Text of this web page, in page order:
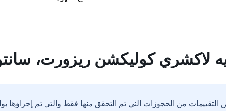
لاكشري كوليكشن ريزورت،
من الحجوزات التي تم التحقق منها فقط والتي تم